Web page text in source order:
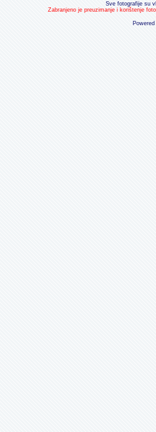
Sve fotografije su
Zabranjeno je preuzimanje i korištenje